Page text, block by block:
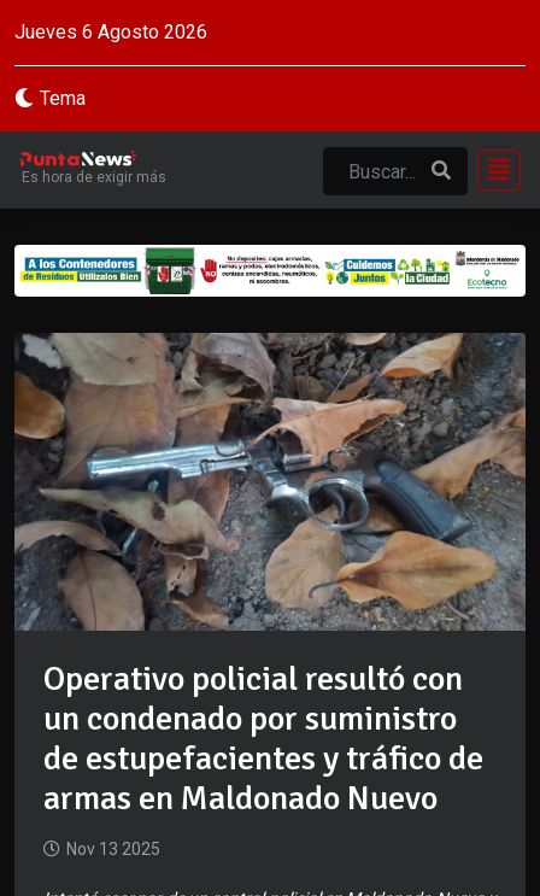
Jueves 6 Agosto 2026
Tema
Es hora de exigir más
Operativo policial resultó con
un condenado por suministro
de estupefacientes y tráfico de
armas en Maldonado Nuevo
Nov 13 2025